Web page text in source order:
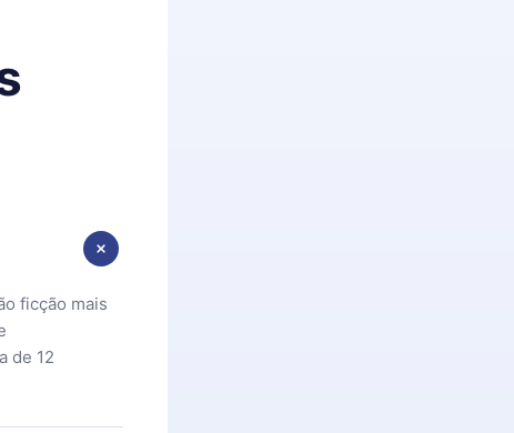
ficção mais
de 12